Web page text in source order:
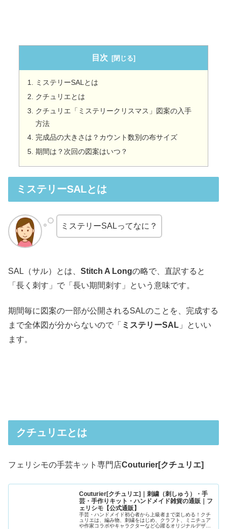
目次
ミステリーSALとは
クチュリエとは
クチュリエ「ミステリークリスマス」図案の入手
方法
完成品の大きさは？カウント数別の布サイズ
期間は？次回の図案はいつ？
ミステリーSALとは
ミステリーSALってなに？
SAL（サル）とは、 Stitch A Longの略で、直訳すると
「長く刺す」で「長い期間刺す」という意味です。
期間毎に図案の一部が公開されるSALのことを、完成する
まで全体図が分からないので「 ミステリーSAL 」といい
ます。
クチュリエとは
フェリシモの手芸キット専門店Couturier[クチュリエ]
Couturier[クチュリエ]｜刺繍（刺しゅう）・手
芸・手作りキット・ハンドメイド雑貨の通販｜フ
ェリシモ【公式通販】
手芸・ハンドメイド初心者から上級者まで楽しめる！クチ
ュリエは、編み物、刺繍をはじめ、クラフト、ミニチュア
や作家コラボやキャラクターなど心躍るオリジナルデザイ